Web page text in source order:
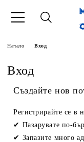
Начало Вход
Вход
Създайте нов
Регистрирайте се в
Пазарувате по-
Запазите много